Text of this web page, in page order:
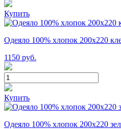
Купить
Одеяло 100% хлопок 200x220
1150 руб.
Купить
Одеяло 100% хлопок 200x220